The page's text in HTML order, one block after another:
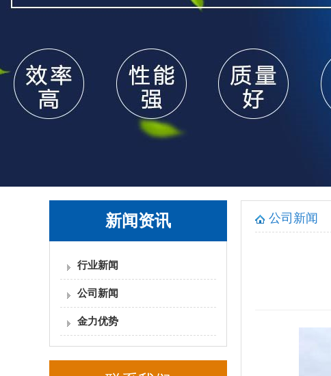
新闻资讯
行业新闻
公司新闻
金力优势
公司新闻